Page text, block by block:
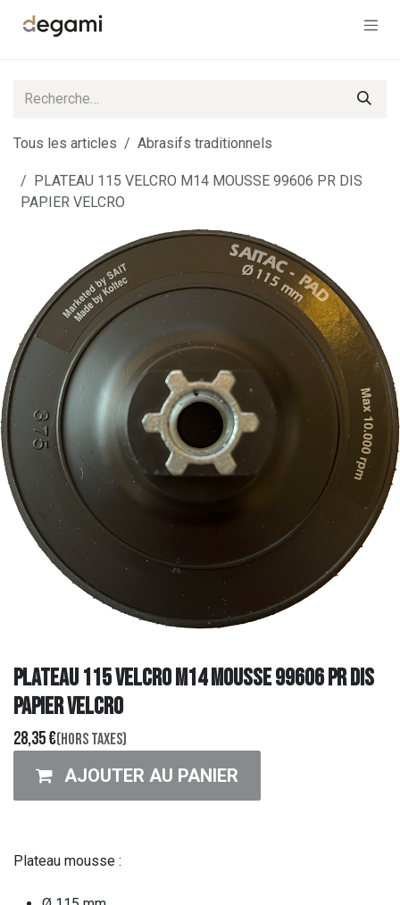
Tous les articles Abrasifs traditionnels
PLATEAU 115 VELCRO M14 MOUSSE 99606 PR DIS
PAPIER VELCRO
PLATEAU 115 VELCRO M14 MOUSSE 99606 PR DIS
PAPIER VELCRO
28,35€(Hors taxes)
AJOUTER AU PANIER
Plateau mousse :